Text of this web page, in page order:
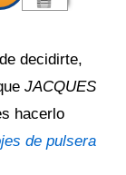
decidirte,
JACQUES
hacerlo
de pulsera